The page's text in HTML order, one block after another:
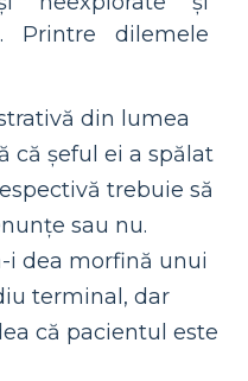
Printre dilemele
din lumea
că șeful ei a spălat
trebuie să
sau nu.
i dea morfină unui
terminal, dar
că pacientul este